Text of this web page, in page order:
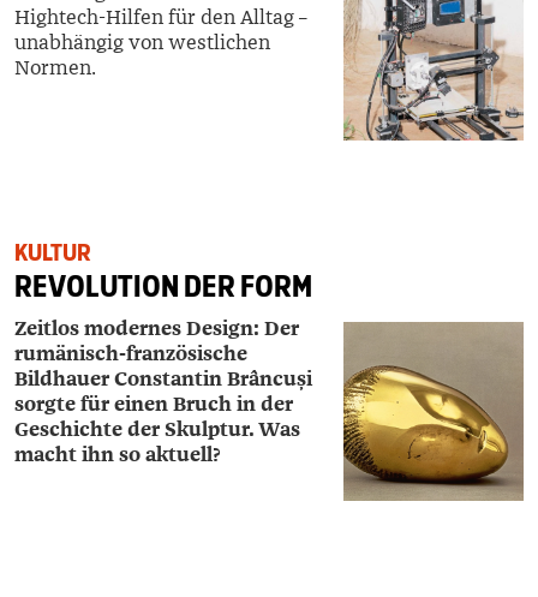
Hightech-Hilfen für den Alltag –
unabhängig von westlichen
Normen.
KULTUR
REVOLUTION DER FORM
Zeitlos modernes Design: Der
rumänisch-französische
Bildhauer ­Constantin Brâncuși
sorgte für einen Bruch in der
Geschichte der Skulptur. Was
macht ihn so aktuell?